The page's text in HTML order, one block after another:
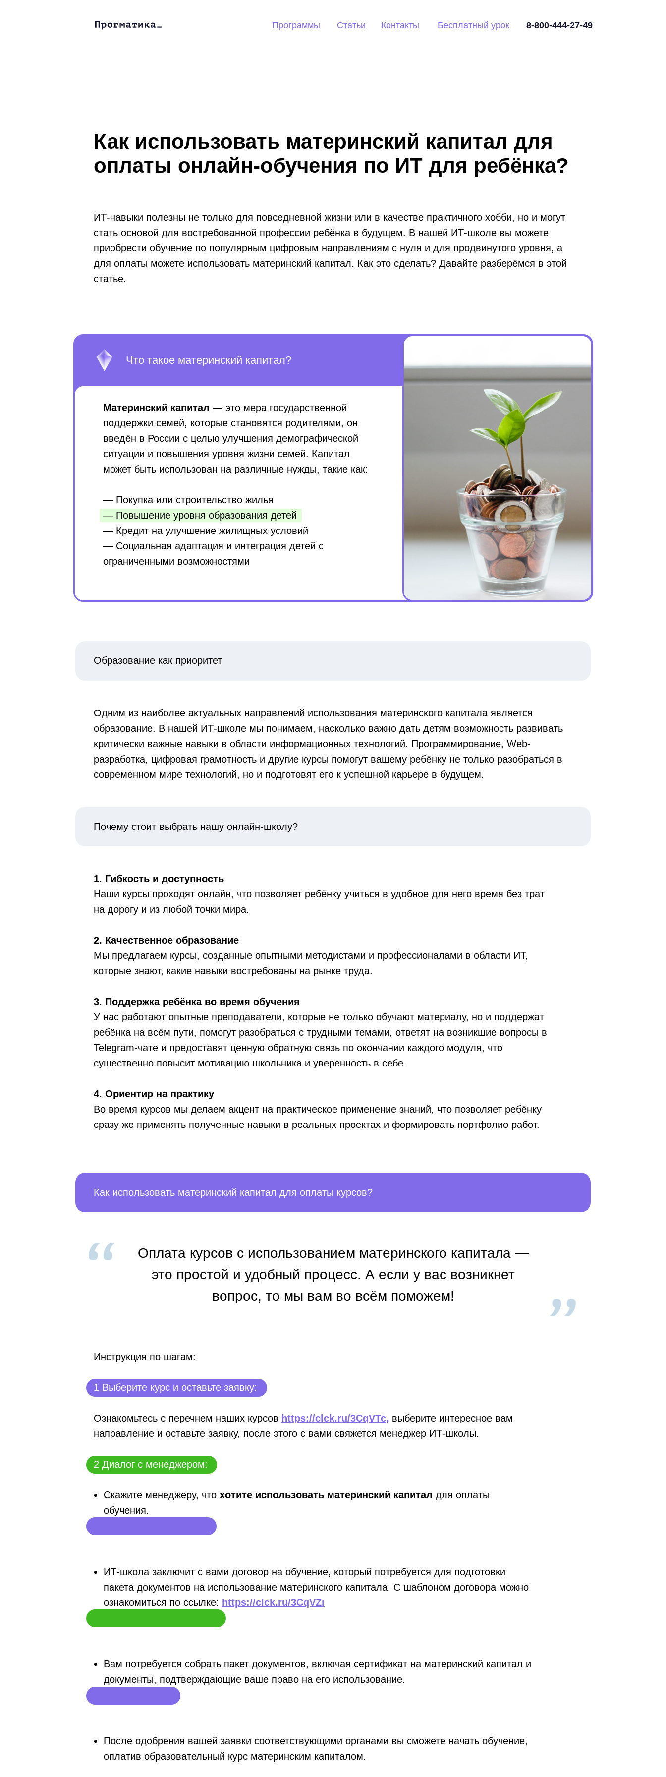
Программы Статьи Контакты Бесплатный урок 8-800-444-27-49
Как использовать материнский капитал для
оплаты онлайн-обучения по ИТ для ребёнка?
ИТ-навыки полезны не только для повседневной жизни или в качестве практичного хобби, но и могут
стать основой для востребованной профессии ребёнка в будущем. В нашей ИТ-школе вы можете
приобрести обучение по популярным цифровым направлениям с нуля и для продвинутого уровня, а
для оплаты можете использовать материнский капитал. Как это сделать? Давайте разберёмся в этой
статье.
Образование как приоритет
Одним из наиболее актуальных направлений использования материнского капитала является
образование. В нашей ИТ-школе мы понимаем, насколько важно дать детям возможность развивать
критически важные навыки в области информационных технологий. Программирование, Web-
разработка, цифровая грамотность и другие курсы помогут вашему ребёнку не только разобраться в
современном мире технологий, но и подготовят его к успешной карьере в будущем.
Как использовать материнский капитал для оплаты курсов?
Почему стоит выбрать нашу онлайн-школу?
1. Гибкость и доступность
Наши курсы проходят онлайн, что позволяет ребёнку учиться в удобное для него время без трат
на дорогу и из любой точки мира.
2. Качественное образование
Мы предлагаем курсы, созданные опытными методистами и профессионалами в области ИТ,
которые знают, какие навыки востребованы на рынке труда.
3. Поддержка ребёнка во время обучения
У нас работают опытные преподаватели, которые не только обучают материалу, но и поддержат
ребёнка на всём пути, помогут разобраться с трудными темами, ответят на возникшие вопросы в
Telegram-чате и предоставят ценную обратную связь по окончании каждого модуля, что
существенно повысит мотивацию школьника и уверенность в себе.
4. Ориентир на практику
Во время курсов мы делаем акцент на практическое применение знаний, что позволяет ребёнку
сразу же применять полученные навыки в реальных проектах и формировать портфолио работ.
Что такое материнский капитал?
Материнский капитал — это мера государственной
поддержки семей, которые становятся родителями, он
введён в России с целью улучшения демографической
ситуации и повышения уровня жизни семей. Капитал
может быть использован на различные нужды, такие как:
— Покупка или строительство жилья
— Повышение уровня образования детей
— Кредит на улучшение жилищных условий
— Социальная адаптация и интеграция детей с
ограниченными возможностями
Инструкция по шагам:
1 Выберите курс и оставьте заявку:
Ознакомьтесь с перечнем наших курсов https://clck.ru/3CqVTc, выберите интересное вам
направление и оставьте заявку, после этого с вами свяжется менеджер ИТ-школы.
2 Диалог с менеджером:
Скажите менеджеру, что хотите использовать материнский капитал для оплаты
обучения.
ИТ-школа заключит с вами договор на обучение, который потребуется для подготовки
пакета документов на использование материнского капитала. С шаблоном договора можно
ознакомиться по ссылке: https://clck.ru/3CqVZi
Вам потребуется собрать пакет документов, включая сертификат на материнский капитал и
документы, подтверждающие ваше право на его использование.
После одобрения вашей заявки соответствующими органами вы сможете начать обучение,
оплатив образовательный курс материнским капиталом.
Оплата курсов с использованием материнского капитала —
это простой и удобный процесс. А если у вас возникнет
вопрос, то мы вам во всём поможем!